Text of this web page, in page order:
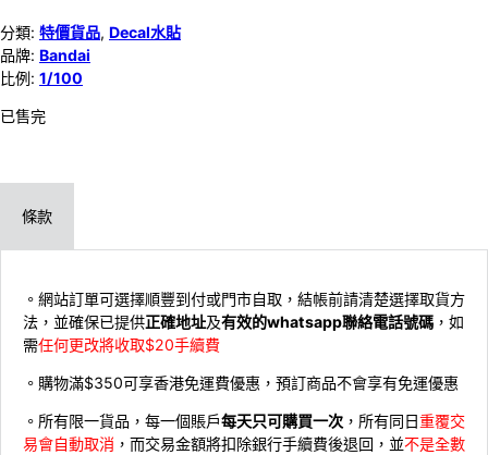
分類: 特價貨品, Decal水貼
品牌: Bandai
比例: 1/100
已售完
條款
。網站訂單可選擇順豐到付或門市自取，結帳前請清楚選擇取貨方
法，並確保已提供正確地址及有效的whatsapp聯絡電話號碼 ，如
需任何更改將收取$20手續費
。購物滿$350可享香港免運費優惠，預訂商品不會享有免運優惠
。所有限一貨品，每一個賬戶每天只可購買一次 ，所有同日重覆交
易會自動取消 ，而交易金額將扣除銀行手續費後退回，並不是全數